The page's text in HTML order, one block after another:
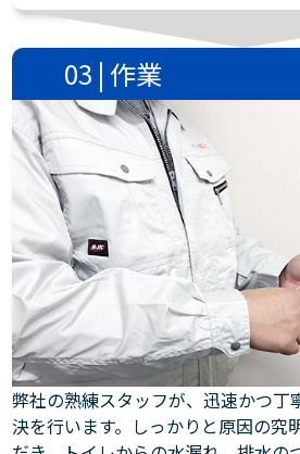
03 | 作業
弊社の熟練スタッフが、迅速かつ丁
決を行います。しっかりと原因の究